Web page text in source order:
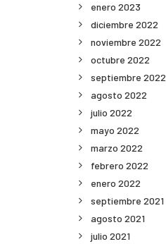
enero 2023
diciembre 2022
noviembre 2022
octubre 2022
septiembre 2022
agosto 2022
julio 2022
mayo 2022
marzo 2022
febrero 2022
enero 2022
septiembre 2021
agosto 2021
julio 2021